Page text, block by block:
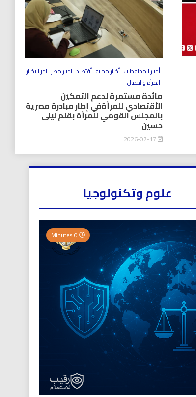
أخبار المحافظات أخبار محليه أقتصاد اخبار مصر اخر الاخبار
المرأه والجمال
مائدة مستمرة لدعم التمكين
الأقتصادي للمرأةفي إطار مبادرة مصرية
بالمجلس القومي للمرأة بقلم ليلى
حسين
علوم وتكنولوجيا
0 Minutes